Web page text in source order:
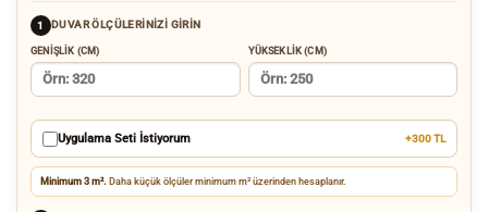
1 DUVAR ÖLÇÜLERINIZI GIRIN
GENIŞLIK (CM) YÜKSEKLIK (CM)
Uygulama Seti İstiyorum +300 TL
Minimum 3 m². Daha küçük ölçüler minimum m² üzerinden hesaplanır.